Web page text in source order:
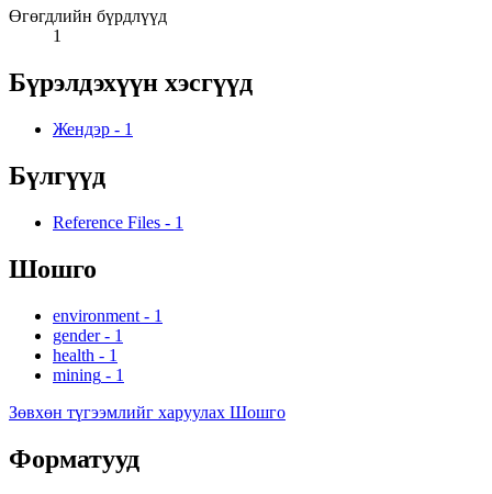
Өгөгдлийн бүрдлүүд
1
Бүрэлдэхүүн хэсгүүд
Жендэр - 1
Бүлгүүд
Reference Files - 1
Шошго
environment - 1
gender - 1
health - 1
mining - 1
Зөвхөн түгээмлийг харуулах Шошго
Форматууд